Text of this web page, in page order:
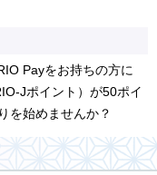
Payをお持ちの方に
Jポイント）が50ポイ
を始めませんか？